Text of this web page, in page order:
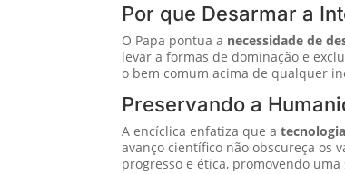
Por que Desarmar a
O Papa pontua a necessidade de
levar a formas de dominação e
o bem comum acima de qualquer
Preservando a
A encíclica enfatiza que a
avanço científico não obscureça os
progresso e ética, promovendo